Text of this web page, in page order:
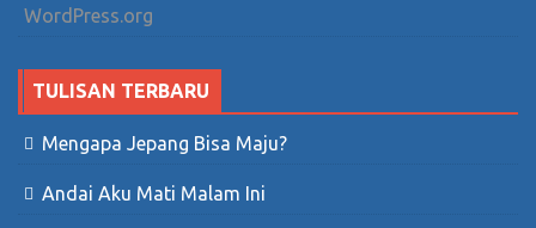
WordPress.org
TULISAN TERBARU
Mengapa Jepang Bisa Maju?
Andai Aku Mati Malam Ini